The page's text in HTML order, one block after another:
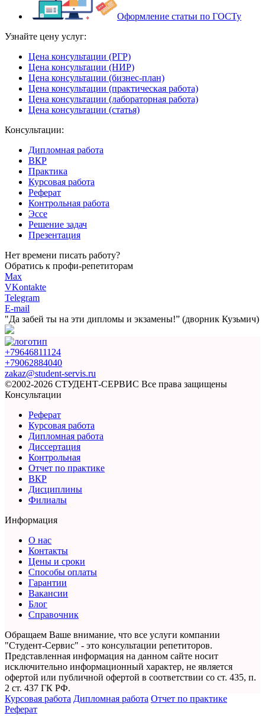
Оформление статьи по ГОСТу
Узнайте цену услуг:
Цена консультации (РГР)
Цена консультации (НИР)
Цена консультации (бизнес-план)
Цена консультации (практическая работа)
Цена консультации (лабораторная работа)
Цена консультации (статья)
Консультации:
Дипломная работа
ВКР
Практика
Курсовая работа
Реферат
Контрольная работа
Эссе
Решение задач
Презентация
Нет времени писать работу?
Обратись к профи-репетиторам
Max
VKontakte
Telegram
E-mail
"Да забей ты на эти дипломы и экзамены!” (дворник Кузьмич)
+79646811124
+79062884040
zakaz@student-servis.ru
©2002-2026 СТУДЕНТ-СЕРВИС Все права защищены
Консультации
Реферат
Курсовая работа
Дипломная работа
Диссертация
Контрольная
Отчет по практике
ВКР
Дисциплины
Филиалы
Информация
О нас
Контакты
Цены и сроки
Способы оплаты
Гарантии
Вакансии
Блог
Справочник
Обращаем Ваше внимание, что все услуги компании
"Студент-Сервис" - это консультации репетиторов.
Представленная информация на данном сайте носит
исключительно информационный характер, не является
офертой или публичной офертой в соответствии со ст. 435, п.
2 ст. 437 ГК РФ.
Курсовая работа Дипломная работа Отчет по практике
Реферат